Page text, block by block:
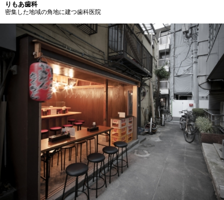
りもあ歯科
密集した地域の角地に建つ歯科医院